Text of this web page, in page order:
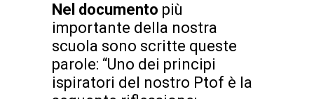
Nel documento più
importante della nostra
scuola sono scritte queste
parole: “Uno dei principi
ispiratori del nostro Ptof è la